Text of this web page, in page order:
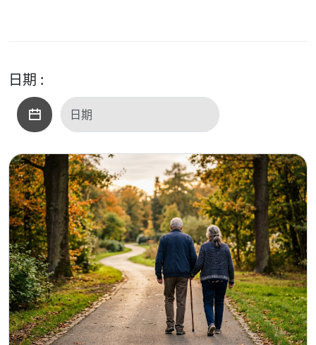
🔹 常見迷思一次破解：沒有症狀就代表沒問題嗎？
🔹 最新治療指引「三要行動」，如何從預防到降低復發風險
心血管疾病往往不是突然發生，而是長期累積的結果。提早
了解，就有機會提早預防。
日期 :